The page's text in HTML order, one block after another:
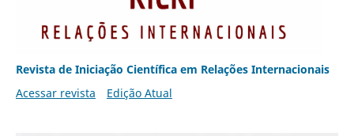
Revista de Iniciação Científica em Relações Internacionais
Acessar revista
Edição Atual